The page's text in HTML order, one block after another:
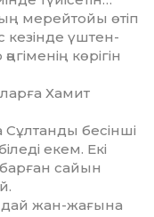
мерейтойы өтіп
кезінде үш­тен-
көрігін
Хамит
Сұлтанды бесінші
екем. Екі
сайын
жан-жағына